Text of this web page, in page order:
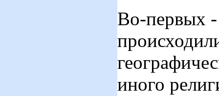
Во-первых -
иного